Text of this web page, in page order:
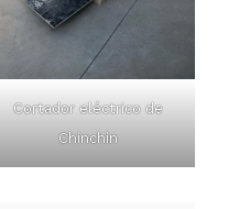
Cortador eléctrico de
Chinchin